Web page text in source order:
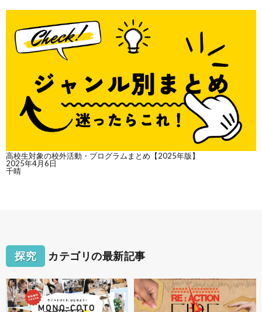
高校生対象の校外活動・プログラムまとめ【2025年版】
2025年4月6日
千晴
探究 カテゴリの最新記事